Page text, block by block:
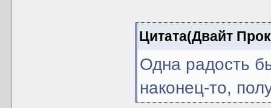
Цитата(Двайт
Одна радость
наконец-то,